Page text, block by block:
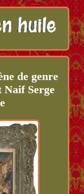
de genre
Naif Serge